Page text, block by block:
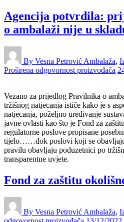
Agencija potvrdila:
o ambalaži nije u
By Vesna Petrović Ambalaža,
Proširena odgovornost proizvođača
Vezano za prijedlog Pravilnika o
tržišnog natjecanja ističe kako je s
natjecanja, poželjno uređivanje
javne ovlasti kao što je Fond za
regulatorne poslove propisane
tijelo……dok poslovi koji se
pravilu obavljaju poduzetnici po
transparentne uvjete.
Fond za zaštitu
By Vesna Petrović Ambalaža,